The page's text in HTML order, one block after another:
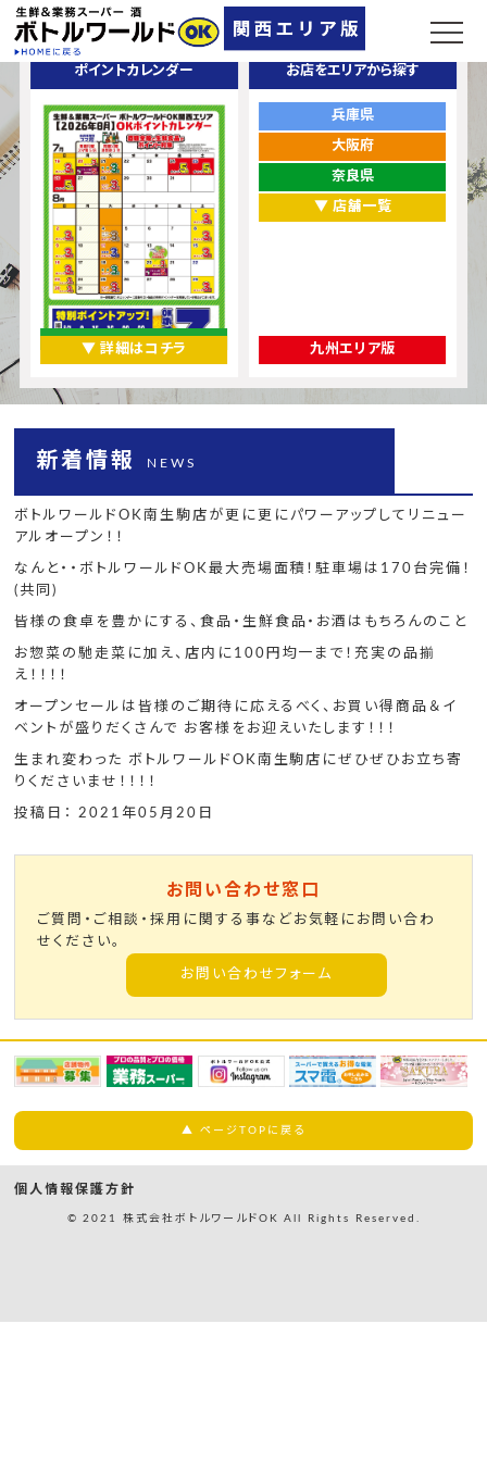
ポイントカレンダー
▼ 詳細はコチラ
お店をエリアから探す
兵庫県
大阪府
奈良県
▼ 店舗一覧
九州エリア版
新着情報 NEWS
ボトルワールドOK南生駒店が更に更にパワーアップしてリニュー
アルオープン！！
なんと・・ボトルワールドOK最大売場面積！駐車場は170台完備！
(共同)
皆様の食卓を豊かにする、食品・生鮮食品・お酒はもちろんのこと
お惣菜の馳走菜に加え、店内に100円均一まで！充実の品揃
え！！！！
オープンセールは皆様のご期待に応えるべく、お買い得商品＆イ
ベントが盛りだくさんで お客様をお迎えいたします！！！
生まれ変わった ボトルワールドOK南生駒店にぜひぜひお立ち寄
りくださいませ！！！！
投稿日： 2021年05月20日
お問い合わせ窓口
ご質問・ご相談・採用に関する事などお気軽にお問い合わ
せください。
お問い合わせフォーム
▲ ページTOPに戻る
個人情報保護方針
© 2021 株式会社ボトルワールドOK All Rights Reserved.